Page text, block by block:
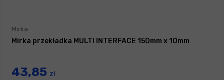
Mirka
Mirka przekładka MULTI INTERFACE 150mm x 10mm
43,85 zł